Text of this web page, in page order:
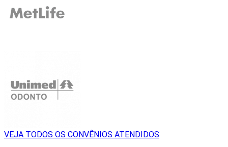
VEJA TODOS OS CONVÊNIOS ATENDIDOS